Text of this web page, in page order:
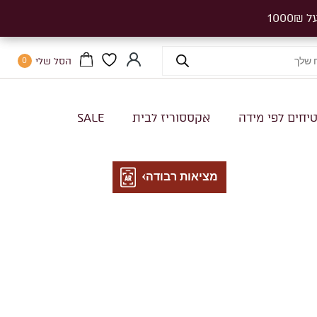
הסל שלי 0
לפי מידה אקססוריז לבית SALE
מציאות רבודה